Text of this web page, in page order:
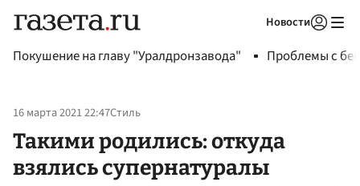
Новости
Покушение на главу "Уралдронзавода" Проблемы с
16 марта 2021 22:47Стиль
Такими родились: откуда
взялись супернатуралы